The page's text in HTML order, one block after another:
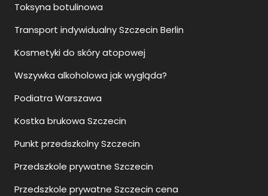
Toksyna botulinowa
Transport indywidualny Szczecin Berlin
Kosmetyki do skóry atopowej
Wszywka alkoholowa jak wygląda?
Podiatra Warszawa
Kostka brukowa Szczecin
Punkt przedszkolny Szczecin
Przedszkole prywatne Szczecin
Przedszkole prywatne Szczecin cena